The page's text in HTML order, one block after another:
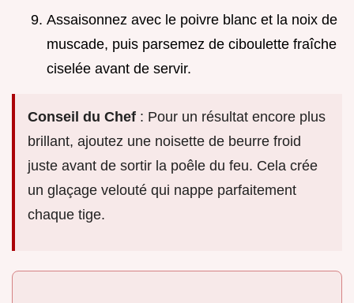
Assaisonnez avec le poivre blanc et la noix de
muscade, puis parsemez de ciboulette fraîche
ciselée avant de servir.
Conseil du Chef : Pour un résultat encore plus
brillant, ajoutez une noisette de beurre froid
juste avant de sortir la poêle du feu. Cela crée
un glaçage velouté qui nappe parfaitement
chaque tige.